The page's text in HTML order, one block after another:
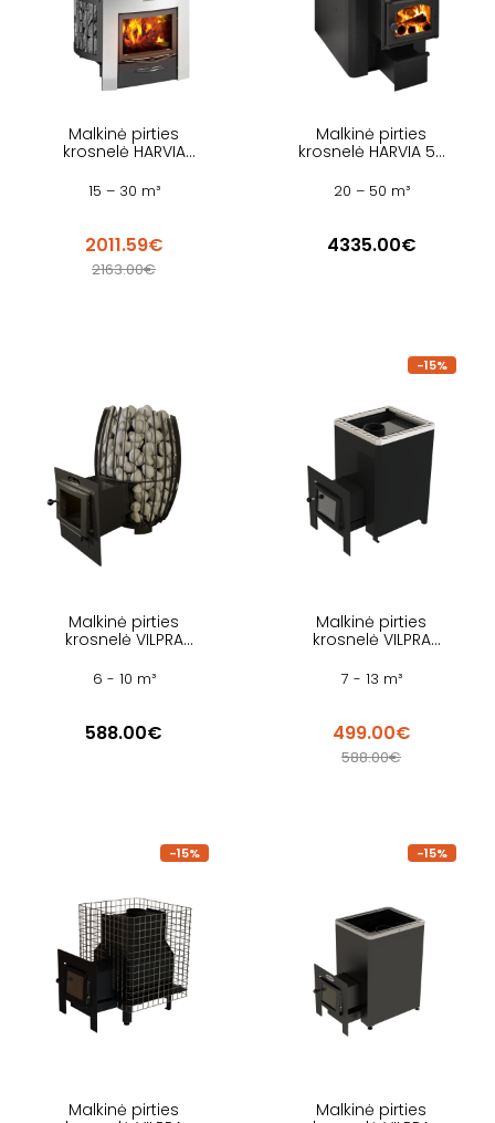
Malkinė pirties
krosnelė HARVIA
BLACK
15 – 30 m³
2011.59€
2163.00€
Malkinė pirties
krosnelė HARVIA 50
20 – 50 m³
4335.00€
Malkinė pirties
krosnelė VILPRA
V
6 - 10 m³
588.00€
-15%
Malkinė pirties
krosnelė VILPRA
7 - 13 m³
499.00€
588.00€
-15%
Malkinė pirties
-15%
Malkinė pirties